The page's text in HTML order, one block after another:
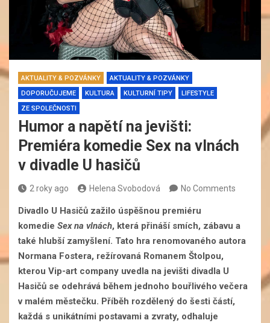
AKTUALITY & POZVÁNKY
AKTUALITY & POZVÁNKY
DOPORUČUJEME
KULTURA KULTURNÍ TIPY
LIFESTYLE
ZE SPOLEČNOSTI
Humor a napětí na jevišti:
Premiéra komedie Sex na vlnách
v divadle U hasičů
2 roky ago Helena Svobodová No Comments
Divadlo U Hasičů zažilo úspěšnou premiéru
komedie Sex na vlnách, která přináší smích, zábavu a
také hlubší zamyšlení. Tato hra renomovaného autora
Normana Fostera, režírovaná Romanem Štolpou,
kterou Vip-art company uvedla na jevišti divadla U
Hasičů se odehrává během jednoho bouřlivého večera
v malém městečku. Příběh rozdělený do šesti částí,
každá s unikátními postavami a zvraty, odhaluje